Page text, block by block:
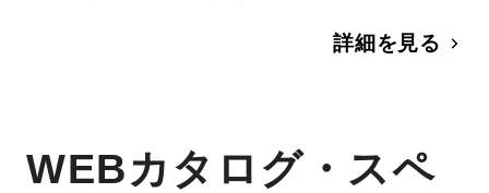
詳細を見る
WEBカタログ・スペ